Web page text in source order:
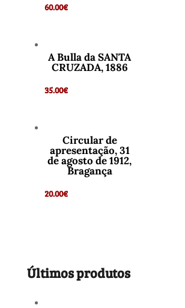
60.00€
A Bulla da SANTA
CRUZADA, 1886
35.00€
Circular de
apresentação, 31
de agosto de 1912,
Bragança
20.00€
Últimos produtos